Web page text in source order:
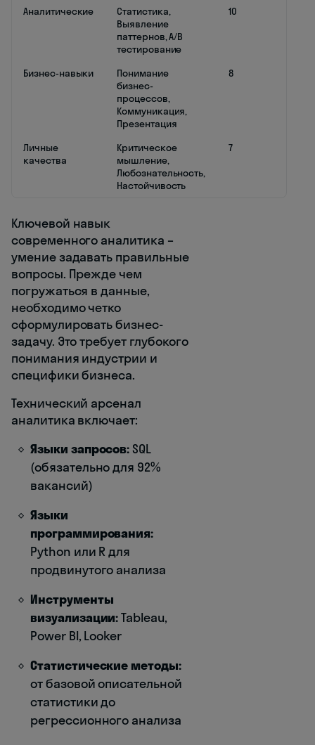
Аналитические
Статистика,
Выявление
паттернов, A/B
тестирование
10
Бизнес-навыки
Понимание
бизнес-
процессов,
Коммуникация,
Презентация
8
Личные
качества
Критическое
мышление,
Любознательность,
Настойчивость
7
Ключевой навык
современного аналитика –
умение задавать правильные
вопросы. Прежде чем
погружаться в данные,
необходимо четко
сформулировать бизнес-
задачу. Это требует глубокого
понимания индустрии и
специфики бизнеса.
Технический арсенал
аналитика включает:
Языки запросов:SQL
(обязательно для 92%
вакансий)
Языки
программирования:
Python или R для
продвинутого анализа
Инструменты
визуализации:Tableau,
Power BI, Looker
Статистические методы:
от базовой описательной
статистики до
регрессионного анализа